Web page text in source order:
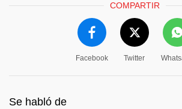
COMPARTIR
Facebook Twitter
Se habló de